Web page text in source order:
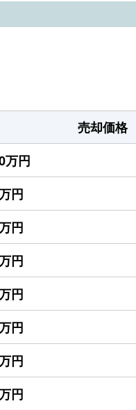
売却価格
万円
円
円
円
円
円
円
円